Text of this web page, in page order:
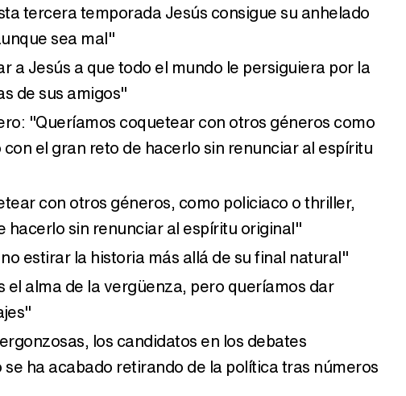
tercera temporada Jesús consigue su anhelado
sea mal"
a Jesús a que todo el mundo le persiguiera por la
de sus amigos"
"Queríamos coquetear con otros géneros como
el gran reto de hacerlo sin renunciar al espíritu
con otros géneros, como policiaco o thriller,
hacerlo sin renunciar al espíritu original"
estirar la historia más allá de su final natural"
el alma de la vergüenza, pero queríamos dar
los candidatos en los debates
ha acabado retirando de la política tras números